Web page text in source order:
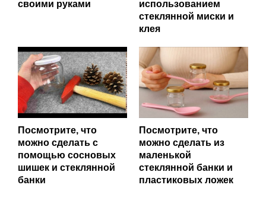
своими руками
использованием
стеклянной миски и
клея
Посмотрите, что
можно сделать с
помощью сосновых
шишек и стеклянной
банки
Посмотрите, что
можно сделать из
маленькой
стеклянной банки и
пластиковых ложек